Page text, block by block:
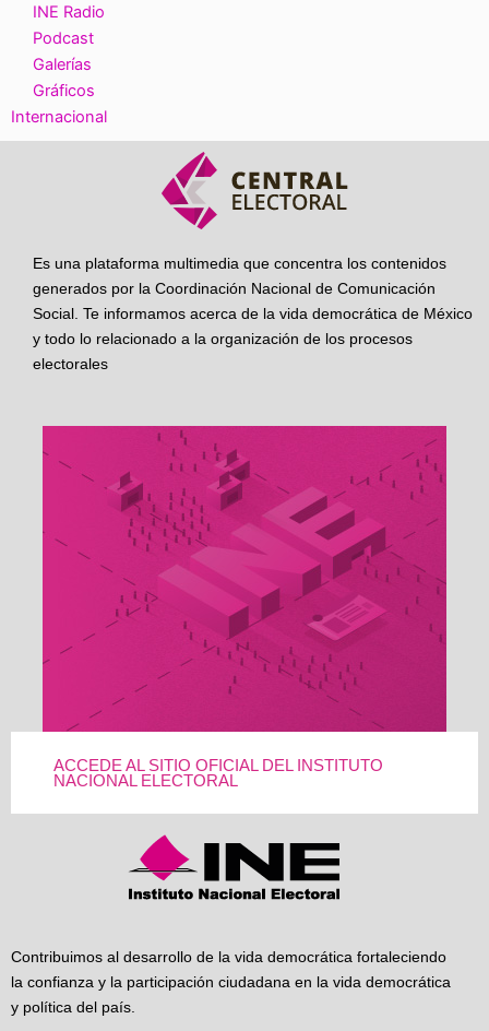
INE Radio
Podcast
Galerías
Gráficos
Internacional
Es una plataforma multimedia que concentra los contenidos
generados por la Coordinación Nacional de Comunicación
Social. Te informamos acerca de la vida democrática de México
y todo lo relacionado a la organización de los procesos
electorales
ACCEDE AL SITIO OFICIAL DEL INSTITUTO
NACIONAL ELECTORAL
Contribuimos al desarrollo de la vida democrática fortaleciendo
la confianza y la participación ciudadana en la vida democrática
y política del país.